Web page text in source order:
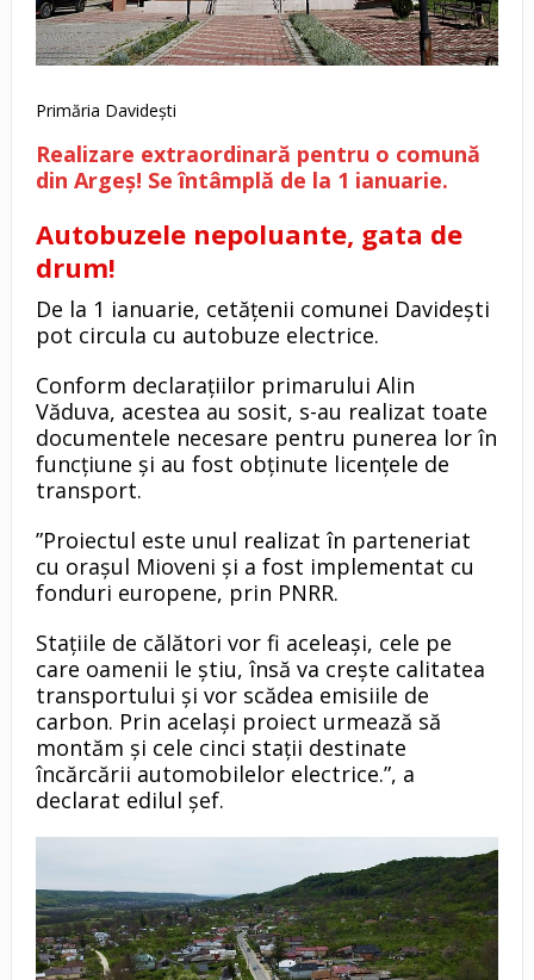
Primăria Davidești
Realizare extraordinară pentru o comună
din Argeș! Se întâmplă de la 1 ianuarie.
Autobuzele nepoluante, gata de
drum!
De la 1 ianuarie, cetățenii comunei Davidești
pot circula cu autobuze electrice.
Conform declarațiilor primarului Alin
Văduva, acestea au sosit, s-au realizat toate
documentele necesare pentru punerea lor în
funcțiune și au fost obținute licențele de
transport.
”Proiectul este unul realizat în parteneriat
cu orașul Mioveni și a fost implementat cu
fonduri europene, prin PNRR.
Stațiile de călători vor fi aceleași, cele pe
care oamenii le știu, însă va crește calitatea
transportului și vor scădea emisiile de
carbon. Prin același proiect urmează să
montăm și cele cinci stații destinate
încărcării automobilelor electrice.”, a
declarat edilul șef.